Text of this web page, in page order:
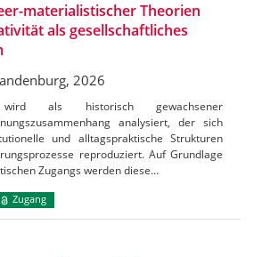
materialistischer Theorien
als gesellschaftliches
2026
wird als historisch gewachsener
analysiert, der sich
und alltagspraktische Strukturen
reproduziert. Auf Grundlage
Zugangs werden diese…
Zugang